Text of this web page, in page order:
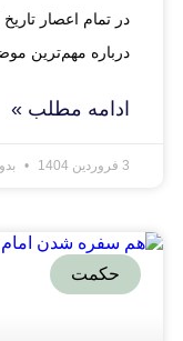
در تمام اعصار
درباره مهم‌ترین
ادامه مطلب »
حکمت